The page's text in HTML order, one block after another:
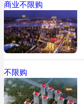
商业不限购
不限购